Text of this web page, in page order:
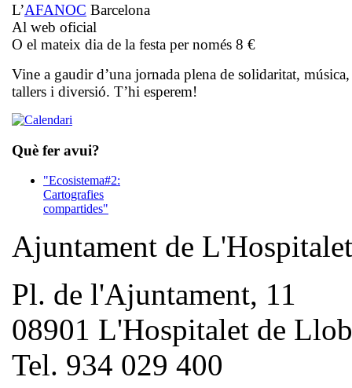
L’AFANOC Barcelona
Al web oficial
O el mateix dia de la festa per només 8 €
Vine a gaudir d’una jornada plena de solidaritat, música,
tallers i diversió. T’hi esperem!
Què fer avui?
"Ecosistema#2:
Cartografies
compartides"
Ajuntament de L'Hospitalet
Pl. de l'Ajuntament, 11
08901 L'Hospitalet de
Tel. 934 029 400